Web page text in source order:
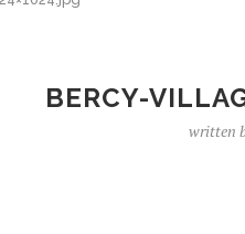
BERCY-
written